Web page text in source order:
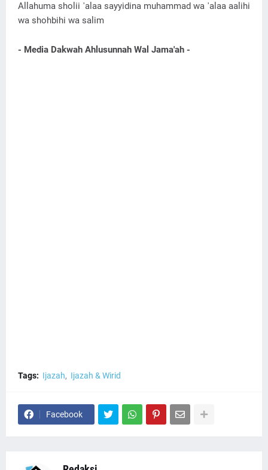
Allahuma sholii 'alaa sayyidina muhammad wa 'alaa aalihi
wa shohbihi wa salim
- Media Dakwah Ahlusunnah Wal Jama'ah -
Tags: Ijazah Ijazah & Wirid
Facebook